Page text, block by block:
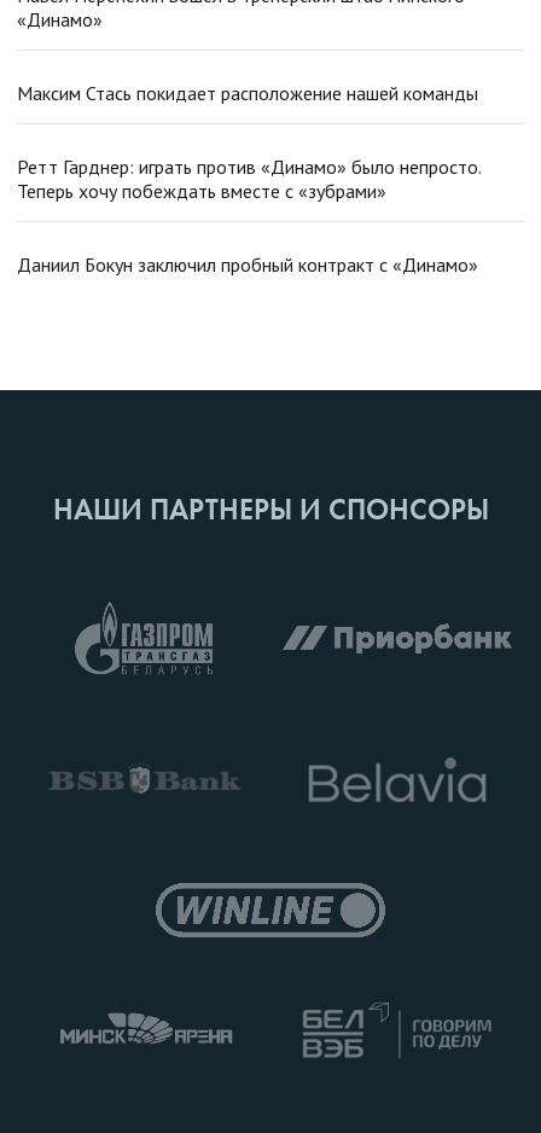
«Динамо»
Максим Стась покидает расположение нашей команды
Ретт Гарднер: играть против «Динамо» было непросто.
Теперь хочу побеждать вместе с «зубрами»
Даниил Бокун заключил пробный контракт с «Динамо»
НАШИ ПАРТНЕРЫ И СПОНСОРЫ